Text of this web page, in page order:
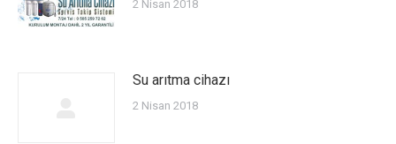
2 Nisan 2018
Su arıtma cihazı
2 Nisan 2018